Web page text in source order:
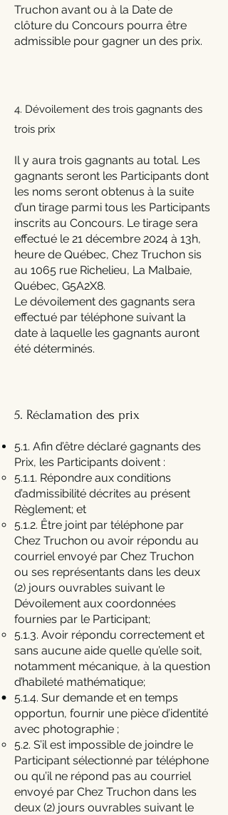
Truchon avant ou à la Date de
clôture du Concours pourra être
admissible pour gagner un des prix.
4. Dévoilement des trois gagnants des
trois prix
Il y aura trois gagnants au total. Les
gagnants seront les Participants dont
les noms seront obtenus à la suite
d’un tirage parmi tous les Participants
inscrits au Concours. Le tirage sera
effectué le 21 décembre 2024 à 13h,
heure de Québec, Chez Truchon sis
au 1065 rue Richelieu, La Malbaie,
Québec, G5A2X8.
Le dévoilement des gagnants sera
effectué par téléphone suivant la
date à laquelle les gagnants auront
été déterminés.
5. Réclamation des prix
5.1. Afin d’être déclaré gagnants des
Prix, les Participants doivent :
5.1.1. Répondre aux conditions
d’admissibilité décrites au présent
Règlement; et
5.1.2. Être joint par téléphone par
Chez Truchon ou avoir répondu au
courriel envoyé par Chez Truchon
ou ses représentants dans les deux
(2) jours ouvrables suivant le
Dévoilement aux coordonnées
fournies par le Participant;
5.1.3. Avoir répondu correctement et
sans aucune aide quelle qu’elle soit,
notamment mécanique, à la question
d’habileté mathématique;
5.1.4. Sur demande et en temps
opportun, fournir une pièce d’identité
avec photographie ;
5.2. S’il est impossible de joindre le
Participant sélectionné par téléphone
ou qu’il ne répond pas au courriel
envoyé par Chez Truchon dans les
deux (2) jours ouvrables suivant le